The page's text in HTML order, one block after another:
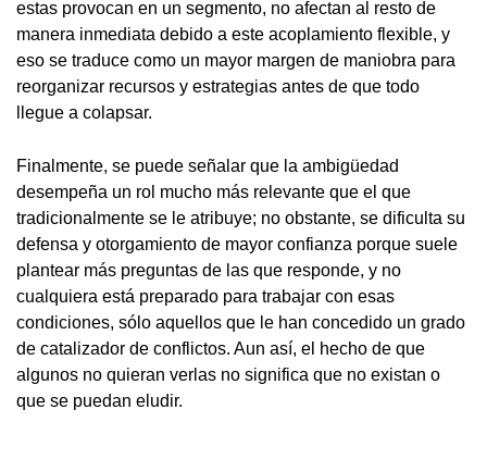
estas provocan en un segmento, no afectan al resto de
manera inmediata debido a este acoplamiento flexible, y
eso se traduce como un mayor margen de maniobra para
reorganizar recursos y estrategias antes de que todo
llegue a colapsar.
Finalmente, se puede señalar que la ambigüedad
desempeña un rol mucho más relevante que el que
tradicionalmente se le atribuye; no obstante, se dificulta su
defensa y otorgamiento de mayor confianza porque suele
plantear más preguntas de las que responde, y no
cualquiera está preparado para trabajar con esas
condiciones, sólo aquellos que le han concedido un grado
de catalizador de conflictos. Aun así, el hecho de que
algunos no quieran verlas no significa que no existan o
que se puedan eludir.